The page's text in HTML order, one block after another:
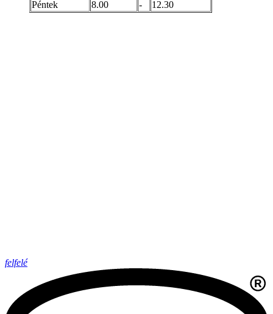
Péntek 8.00 - 12.30
felfelé